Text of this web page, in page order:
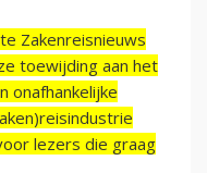
Zakenreisnieuws
toewijding aan het
onafhankelijke
lezers die graag